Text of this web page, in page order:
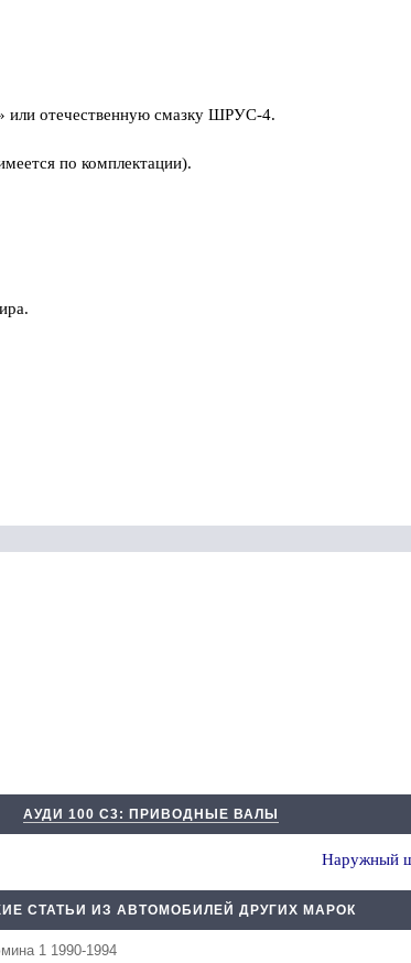
или отечественную смазку ШРУС-4.
по комплектации).
АУДИ 100 С3: ПРИВОДНЫЕ ВАЛЫ
Наружный
СТАТЬИ ИЗ АВТОМОБИЛЕЙ ДРУГИХ МАРОК
1 1990-1994